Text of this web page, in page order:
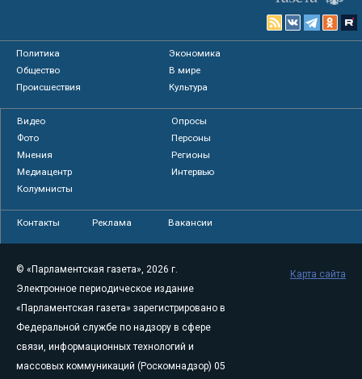
Политика
Экономика
Общество
В мире
Происшествия
Культура
Видео
Опросы
Фото
Персоны
Мнения
Регионы
Медиацентр
Интервью
Колумнисты
Контакты Реклама Вакансии
© «Парламентская газета», 2026 г.
Электронное периодическое издание
«Парламентская газета» зарегистрировано в
Федеральной службе по надзору в сфере
связи, информационных технологий и
массовых коммуникаций (Роскомнадзор) 05
Карта сайта